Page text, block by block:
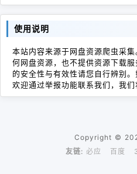
使用说明
本站内容来源于网盘资源爬虫采
何网盘资源，也不提供资源下载
的安全性与有效性请您自行辨别
欢迎通过举报功能联系我们，我们
Copyright ©
友链: 必应 百度